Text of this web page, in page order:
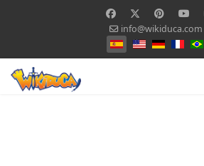
info@wikiduca.com
Seleccione su idioma